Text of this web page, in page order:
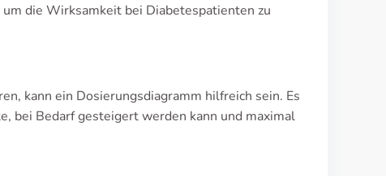
die Wirksamkeit bei Diabetespatienten zu
kann ein Dosierungsdiagramm hilfreich sein. Es
bei Bedarf gesteigert werden kann und maximal